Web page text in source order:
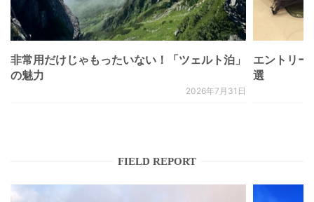
非常用だけじゃもったいない！「ツェルト泊」
の魅力
2026年7月31日
エントリー
選
FIELD REPORT